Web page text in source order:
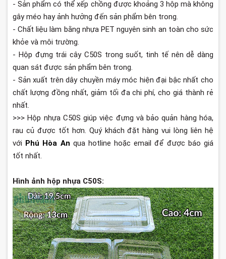
- Sản phẩm có thể xếp chồng được khoảng 3 hộp mà không
gây méo hay ảnh hưởng đến sản phẩm bên trong.
- Chất liệu làm bằng nhựa PET nguyên sinh an toàn cho sức
khỏe và môi trường.
- Hộp đựng trái cây C50S trong suốt, tinh tế nên dễ dàng
quan sát được sản phẩm bên trong.
- Sản xuất trên dây chuyền máy móc hiện đại bậc nhất cho
chất lượng đồng nhất, giảm tối đa chi phí, cho giá thành rẻ
nhất.
>>> Hộp nhựa C50S giúp việc đựng và bảo quản hàng hóa,
rau củ được tốt hơn. Quý khách đặt hàng vui lòng liên hệ
với Phú Hòa An qua hotline hoặc email để được báo giá
tốt nhất.
Hình ảnh hộp nhựa C50S: